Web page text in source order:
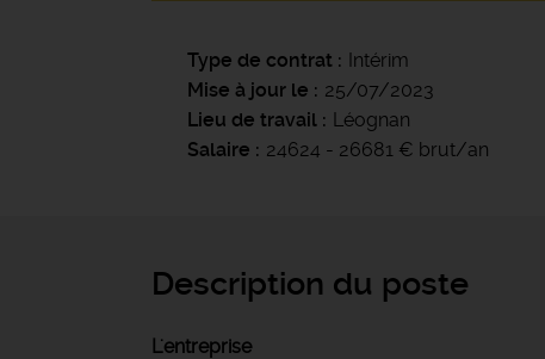
Type de contrat
Intérim
Mise à jour le
25/07/2023
Lieu de travail
Léognan
Salaire
24624 - 26681 € brut/an
Description du poste
L'entreprise